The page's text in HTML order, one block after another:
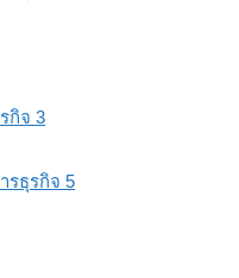
กิจ 3
รธุรกิจ 5